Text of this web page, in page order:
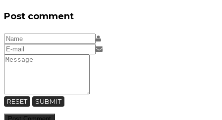
Post comment
RESET SUBMIT